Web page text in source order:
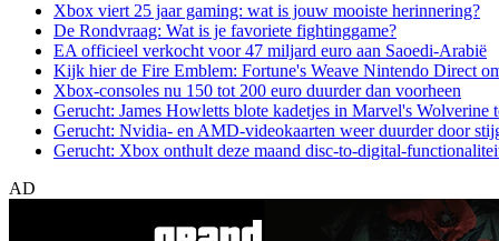
Xbox viert 25 jaar gaming: wat is jouw mooiste herinnering?
De Rondvraag: Wat is je favoriete fightinggame?
EA officieel verkocht voor 47 miljard euro aan Saoedi-Arabië
Kijk hier de Fire Emblem: Fortune's Weave Nintendo Direct
Xbox-consoles nu 150 tot 200 euro duurder dan voorheen
Gerucht: James Howletts blote kadetjes in Marvel's Wolverine
Gerucht: Nvidia- en AMD-videokaarten weer duurder door
Gerucht: Xbox onthult deze maand disc-to-digital-
AD